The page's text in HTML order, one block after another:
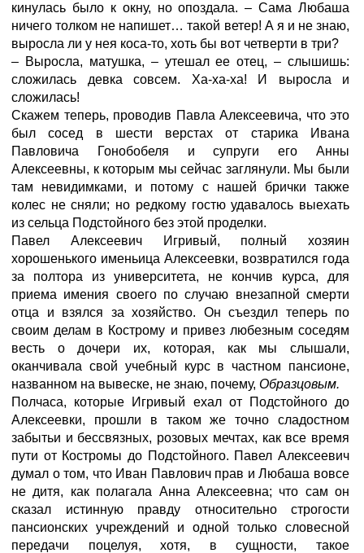
кинулась было к окну, но опоздала. – Сама Любаша
ничего толком не напишет… такой ветер! А я и не знаю,
выросла ли у нея коса-то, хоть бы вот четверти в три?
– Выросла, матушка, – утешал ее отец, – слышишь:
сложилась девка совсем. Ха-ха-ха! И выросла и
сложилась!
Скажем теперь, проводив Павла Алексеевича, что это
был сосед в шести верстах от старика Ивана
Павловича Гонобобеля и супруги его Анны
Алексеевны, к которым мы сейчас заглянули. Мы были
там невидимками, и потому с нашей брички также
колес не сняли; но редкому гостю удавалось выехать
из сельца Подстойного без этой проделки.
Павел Алексеевич Игривый, полный хозяин
хорошенького именьица Алексеевки, возвратился года
за полтора из университета, не кончив курса, для
приема имения своего по случаю внезапной смерти
отца и взялся за хозяйство. Он съездил теперь по
своим делам в Кострому и привез любезным соседям
весть о дочери их, которая, как мы слышали,
оканчивала свой учебный курс в частном пансионе,
названном на вывеске, не знаю, почему, Образцовым.
Полчаса, которые Игривый ехал от Подстойного до
Алексеевки, прошли в таком же точно сладостном
забытьи и бессвязных, розовых мечтах, как все время
пути от Костромы до Подстойного. Павел Алексеевич
думал о том, что Иван Павлович прав и Любаша вовсе
не дитя, как полагала Анна Алексеевна; что сам он
сказал истинную правду относительно строгости
пансионских учреждений и одной только словесной
передачи поцелуя, хотя, в сущности, такое